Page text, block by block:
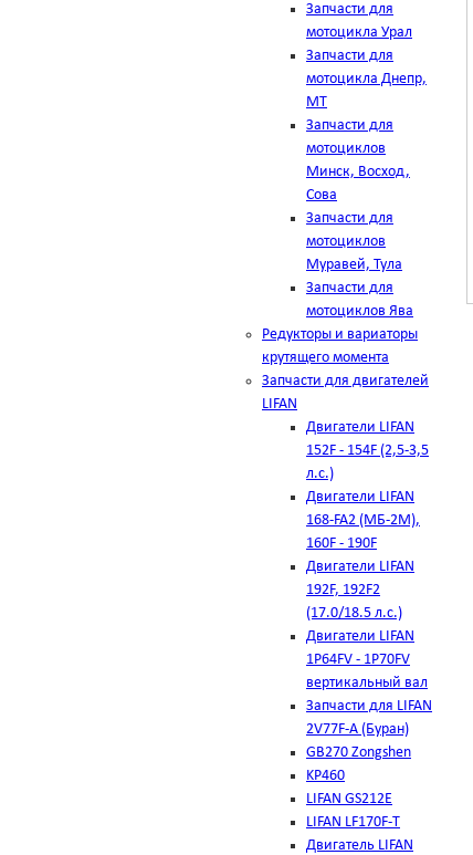
Запчасти для
мотоцикла Урал
Запчасти для
мотоцикла Днепр,
МТ
Запчасти для
мотоциклов
Минск, Восход,
Сова
Запчасти для
мотоциклов
Муравей, Тула
Запчасти для
мотоциклов Ява
Редукторы и вариаторы
крутящего момента
Запчасти для двигателей
LIFAN
Двигатели LIFAN
152F - 154F (2,5-3,5
л.с.)
Двигатели LIFAN
168-FA2 (МБ-2М),
160F - 190F
Двигатели LIFAN
192F, 192F2
(17.0/18.5 л.с.)
Двигатели LIFAN
1Р64FV - 1Р70FV
вертикальный вал
Запчасти для LIFAN
2V77F-A (Буран)
GB270 Zongshen
KP460
LIFAN GS212E
LIFAN LF170F-T
Двигатель LIFAN